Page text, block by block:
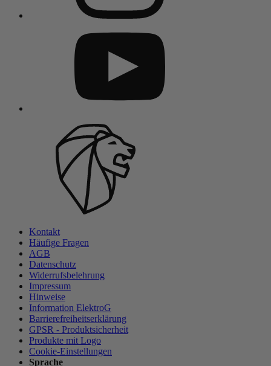
Kontakt
Häufige Fragen
AGB
Datenschutz
Widerrufsbelehrung
Impressum
Hinweise
Information ElektroG
Barrierefreiheitserklärung
GPSR - Produktsicherheit
Produkte mit Logo
Cookie-Einstellungen
Sprache